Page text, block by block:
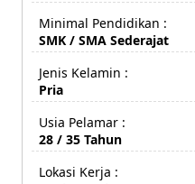
Minimal Pendidikan :
SMK / SMA Sederajat
Jenis Kelamin :
Pria
Usia Pelamar :
28 / 35 Tahun
Lokasi Kerja :